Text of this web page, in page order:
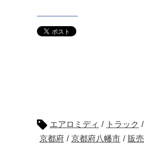
エアロミディ / トラック /
京都府 / 京都府八幡市 / 販売